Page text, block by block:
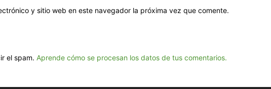
y sitio web en este navegador la próxima vez que comente.
el spam. Aprende cómo se procesan los datos de tus comentarios.